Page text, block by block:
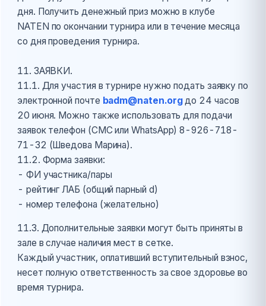
дня. Получить денежный приз можно в клубе
NATEN по окончании турнира или в течение месяца
со дня проведения турнира.
11. ЗАЯВКИ.
11.1. Для участия в турнире нужно подать заявку по
электронной почте badm@naten.org до 24 часов
20 июня. Можно также использовать для подачи
заявок телефон (СМС или WhatsApp) 8-926-718-
71-32 (Шведова Марина).
11.2. Форма заявки:
- ФИ участника/пары
- рейтинг ЛАБ (общий парный d)
- номер телефона (желательно)
11.3. Дополнительные заявки могут быть приняты в
зале в случае наличия мест в сетке.
Каждый участник, оплативший вступительный взнос,
несет полную ответственность за свое здоровье во
время турнира.